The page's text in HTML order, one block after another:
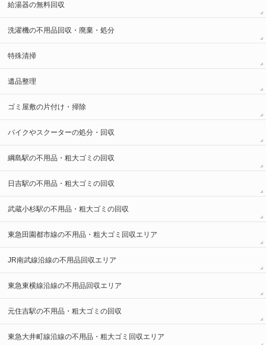
給湯器の無料回収
洗濯機の不用品回収・廃棄・処分
特殊清掃
遺品整理
ゴミ屋敷の片付け・掃除
バイクやスクーターの処分・回収
綱島駅の不用品・粗大ゴミの回収
日吉駅の不用品・粗大ゴミの回収
武蔵小杉駅の不用品・粗大ゴミの回収
東急田園都市線の不用品・粗大ゴミ回収エリア
JR南武線沿線の不用品回収エリア
東急東横線沿線の不用品回収エリア
元住吉駅の不用品・粗大ゴミの回収
東急大井町線沿線の不用品・粗大ゴミ回収エリア